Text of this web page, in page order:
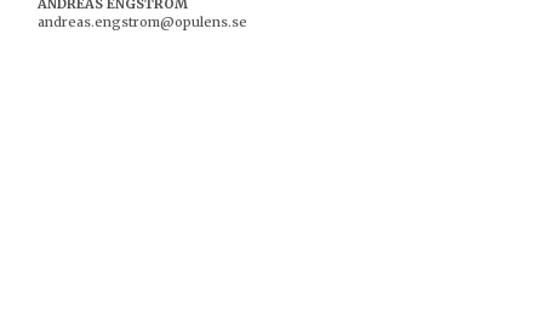
ANDREAS ENGSTRÖM
andreas.engstrom@opulens.se